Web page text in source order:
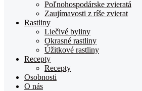
Poľnohospodárske zvieratá
Zaujímavosti z ríše zvierat
Rastliny
Liečivé byliny
Okrasné rastliny
Úžitkové rastliny
Recepty
Recepty
Osobnosti
O nás